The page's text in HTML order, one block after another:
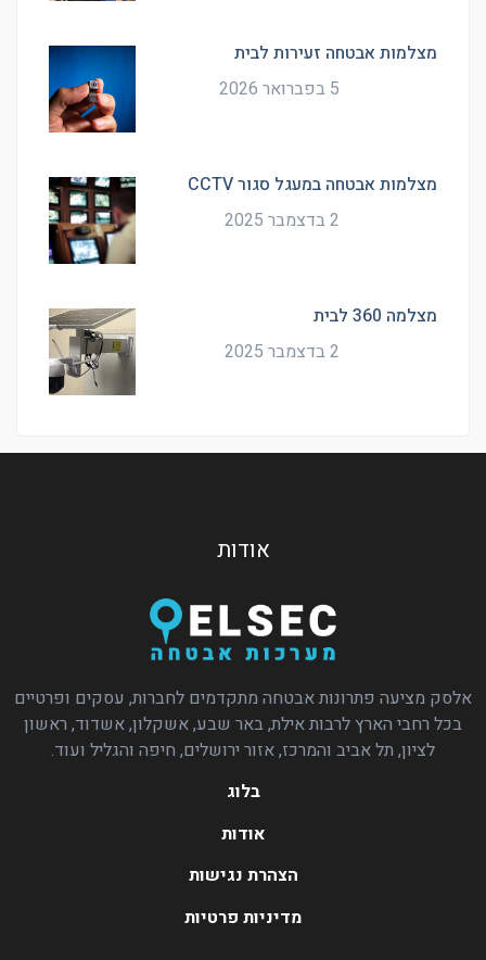
מצלמות אבטחה זעירות לבית
5 בפברואר 2026
מצלמות אבטחה במעגל סגור CCTV
2 בדצמבר 2025
מצלמה 360 לבית
2 בדצמבר 2025
אודות
אלסק מציעה פתרונות אבטחה מתקדמים לחברות, עסקים ופרטיים
בכל רחבי הארץ לרבות אילת, באר שבע, אשקלון, אשדוד, ראשון
לציון, תל אביב והמרכז, אזור ירושלים, חיפה והגליל ועוד.
בלוג
אודות
הצהרת נגישות
מדיניות פרטיות